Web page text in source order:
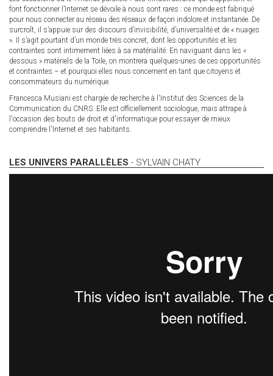
font fonctionner l’Internet se dévoile à nous sont rares : ce monde est fabriqué
pour nous connecter au réseau des réseaux de façon indolore et instantanée. De
surcroît, il s’appuie sur des discours d’invisibilité, d’universalité et de « nuages
». Il s’agit pourtant d’un monde très concret, dont les opportunités et les
contraintes sont intimement liées à sa matérialité. En naviguant dans les «
dessous » matériels de la Toile, on montrera quelques-unes de ces opportunités
et contraintes – et pourquoi elles nous concernent en tant que citoyens et
consommateurs du numérique.
Francesca Musiani est chargée de recherche à l'Institut des Sciences de la
Communication du CNRS. Elle est officiellement sociologue, mais attrape à
l'occasion des bouts de droit et d'informatique pour essayer de mieux
comprendre l'Internet et ses habitants.
LES UNIVERS PARALLÈLES - SYLVAIN CHATY